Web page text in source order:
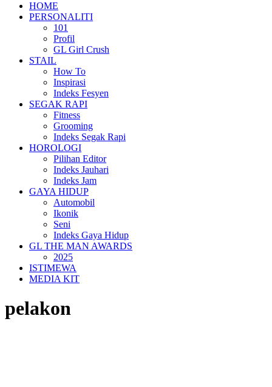
HOME
PERSONALITI
101
Profil
GL Girl Crush
STAIL
How To
Inspirasi
Indeks Fesyen
SEGAK RAPI
Fitness
Grooming
Indeks Segak Rapi
HOROLOGI
Pilihan Editor
Indeks Jauhari
Indeks Jam
GAYA HIDUP
Automobil
Ikonik
Seni
Indeks Gaya Hidup
GL THE MAN AWARDS
2025
ISTIMEWA
MEDIA KIT
pelakon